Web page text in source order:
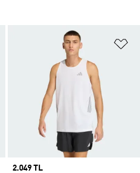
Favori Listesine Ekle
Price
2.049 TL